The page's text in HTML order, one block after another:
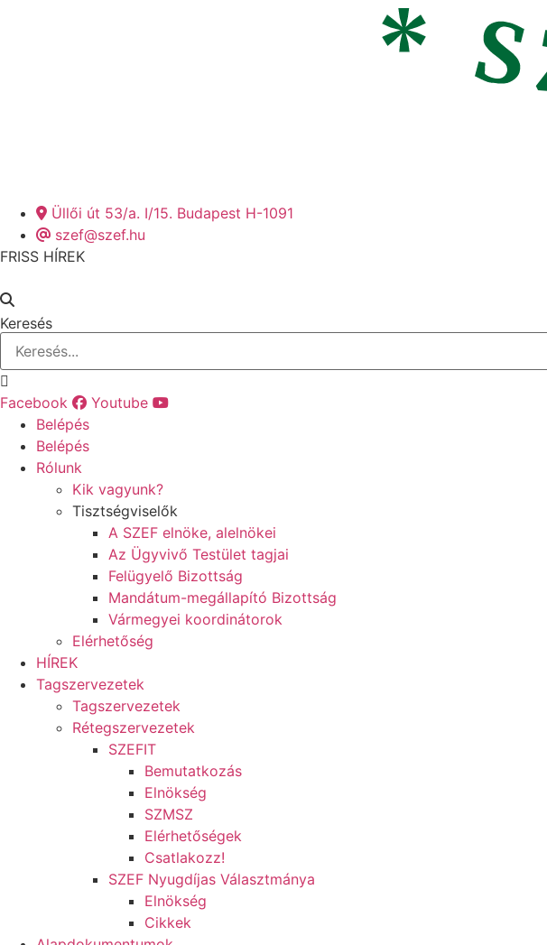
Üllői út 53/a. I/15. Budapest H-1091
szef@szef.hu
FRISS HÍREK
Keresés
Facebook
Youtube
Belépés
Belépés
Rólunk
Kik vagyunk?
Tisztségviselők
A SZEF elnöke, alelnökei
Az Ügyvivő Testület tagjai
Felügyelő Bizottság
Mandátum-megállapító Bizottság
Vármegyei koordinátorok
Elérhetőség
HÍREK
Tagszervezetek
Tagszervezetek
Rétegszervezetek
SZEFIT
Bemutatkozás
Elnökség
SZMSZ
Elérhetőségek
Csatlakozz!
SZEF Nyugdíjas Választmánya
Elnökség
Cikkek